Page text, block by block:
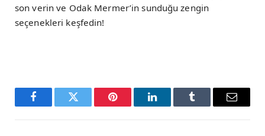
son verin ve Odak Mermer’in sunduğu zengin
seçenekleri keşfedin!
FacebookTwitter Pinterest LinkedInTumblr Email